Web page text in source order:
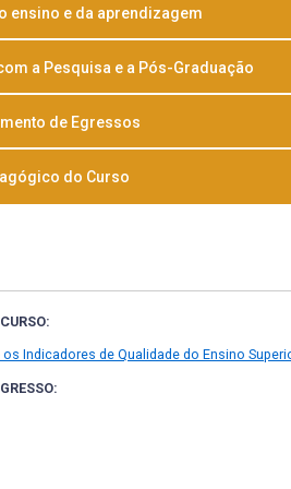
ensino e da aprendizagem
a Pesquisa e a Pós-Graduação
de Egressos
do Curso
Indicadores de Qualidade do Ensino